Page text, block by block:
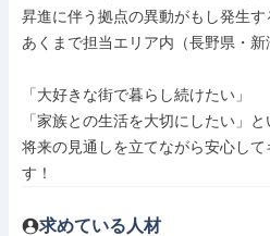
昇進に伴う拠点の異動がもし発生す
あくまで担当エリア内（長野県・新
「大好きな街で暮らし続けたい」
「家族との生活を大切にしたい」と
将来の見通しを立てながら安心し
す！
求めている人材